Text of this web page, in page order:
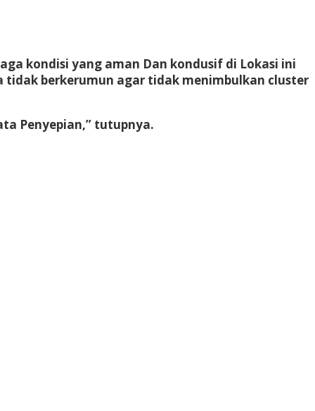
kondisi yang aman Dan kondusif di Lokasi ini
berkerumun agar tidak menimbulkan cluster
Penyepian,” tutupnya.